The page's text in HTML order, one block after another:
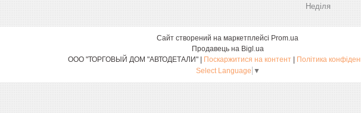
Неділя
Сайт створений на маркетплейсі Prom.ua
Продавець на Bigl.ua
Поскаржитися на контент
Політика
Select Language ▼